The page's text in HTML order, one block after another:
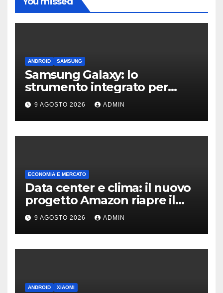
ANDROID SAMSUNG
Samsung Galaxy: lo
strumento integrato per
liberare spazio sullo
smartphone
9 AGOSTO 2026 ADMIN
ECONOMIA E MERCATO
Data center e clima: il nuovo
progetto Amazon riapre il
dibattito sulle emissioni
9 AGOSTO 2026 ADMIN
ANDROID XIAOMI